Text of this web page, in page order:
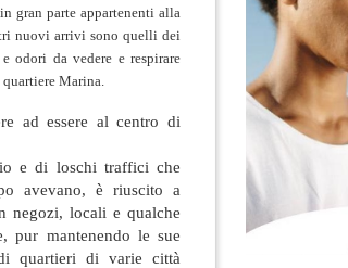
gran parte appartenenti alla
nuovi arrivi sono quelli dei
odori da vedere e respirare
quartiere Marina.
ad essere al centro di
e di loschi traffici che
avevano, è riuscito a
negozi, locali e qualche
pur mantenendo le sue
quartieri di varie città